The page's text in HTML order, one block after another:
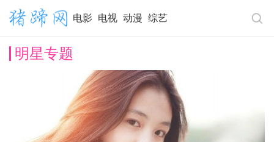
电影 电视 动漫 综艺
明星专题